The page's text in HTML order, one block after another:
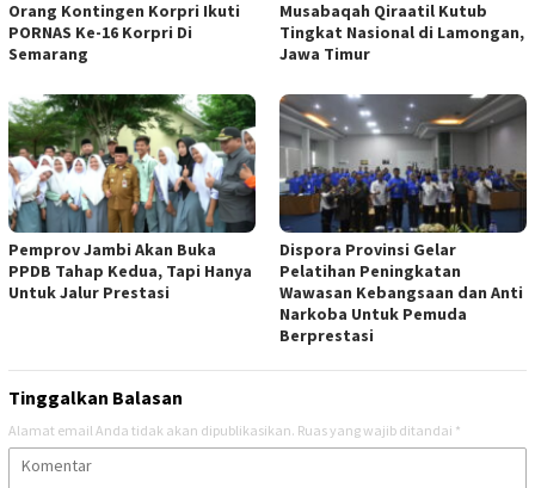
Orang Kontingen Korpri Ikuti
PORNAS Ke-16 Korpri Di
Semarang
Musabaqah Qiraatil Kutub
Tingkat Nasional di Lamongan,
Jawa Timur
Pemprov Jambi Akan Buka
PPDB Tahap Kedua, Tapi Hanya
Untuk Jalur Prestasi
Dispora Provinsi Gelar
Pelatihan Peningkatan
Wawasan Kebangsaan dan Anti
Narkoba Untuk Pemuda
Berprestasi
Tinggalkan Balasan
Alamat email Anda tidak akan dipublikasikan. Ruas yang wajib ditandai *